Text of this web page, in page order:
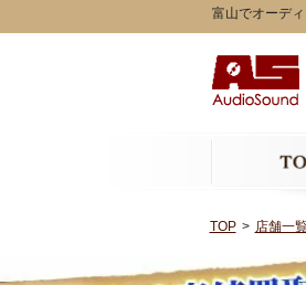
富山でオーデ
TOP 店舗一